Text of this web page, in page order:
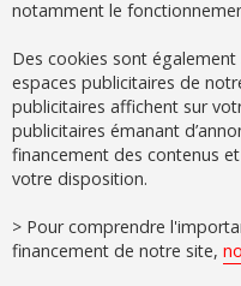
notamment le
Des cookies sont également
espaces publicitaires de
publicitaires affichent sur
publicitaires émanant
financement des contenus
votre disposition.
> Pour comprendre
financement de notre site,